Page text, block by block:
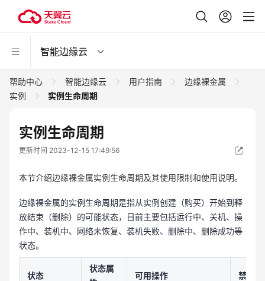
智能边缘云
帮助中心 智能边缘云 用户指南
边缘裸金属
实例
实例生命周期
实例生命周期
更新时间 2023-12-15 17:49:56
本节介绍边缘裸金属实例生命周期及其使用限制和使用说明。
边缘裸金属的实例生命周期是指从实例创建（购买）开始到释
放结束（删除）的可能状态，目前主要包括运行中、关机、操
作中、装机中、网络未恢复、装机失败、删除中、删除成功等
状态。
状态
状态属
可用操作 禁用操